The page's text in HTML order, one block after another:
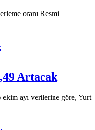
oranı Resmi
Artacak
ayı verilerine göre, Yurt